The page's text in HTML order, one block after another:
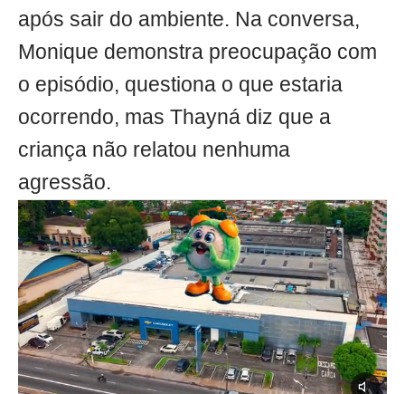
após sair do ambiente. Na conversa,
Monique demonstra preocupação com
o episódio, questiona o que estaria
ocorrendo, mas Thayná diz que a
criança não relatou nenhuma
agressão.